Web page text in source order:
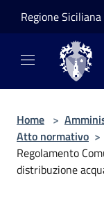
Regione Siciliana
Home >
Atto normativo >
Regolamento
distribuzione